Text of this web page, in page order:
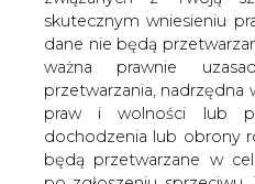
prawem
wycofaniem.
W dowolnym czasie
przechowywania i
ustawieniach przeglądarki
Jeśli zgadzasz się na
KOMENTARZE(0)